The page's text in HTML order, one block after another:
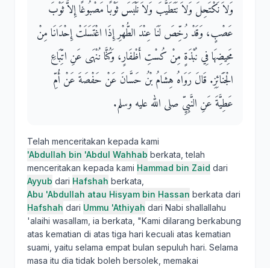
وَلاَ نَكْتَحِلَ وَلاَ نَتَطَيَّبَ وَلاَ نَلْبَسَ ثَوْبًا مَصْبُوغًا إِلاَّ ثَوْبَ
عَصْبٍ، وَقَدْ رُخِّصَ لَنَا عِنْدَ الطُّهْرِ إِذَا اغْتَسَلَتْ إِحْدَانَا مِنْ
مَحِيضِهَا فِي نُبْذَةٍ مِنْ كُسْتِ أَظْفَارٍ، وَكُنَّا نُنْهَى عَنِ اتِّبَاعِ
الْجَنَائِزِ‏.‏ قَالَ رَوَاهُ هِشَامُ بْنُ حَسَّانَ عَنْ حَفْصَةَ عَنْ أُمِّ
عَطِيَّةَ عَنِ النَّبِيِّ صلى الله عليه وسلم‏.‏
Telah menceritakan kepada kami
'Abdullah bin 'Abdul Wahhab berkata, telah
menceritakan kepada kami Hammad bin Zaid dari
Ayyub dari Hafshah berkata,
Abu 'Abdullah atau Hisyam bin Hassan berkata dari
Hafshah dari Ummu 'Athiyah dari Nabi shallallahu
'alaihi wasallam, ia berkata, "Kami dilarang berkabung
atas kematian di atas tiga hari kecuali atas kematian
suami, yaitu selama empat bulan sepuluh hari. Selama
masa itu dia tidak boleh bersolek, memakai